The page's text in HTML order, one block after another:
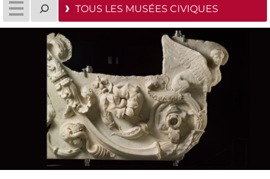
TOUS LES MUSÉES CIVIQUES